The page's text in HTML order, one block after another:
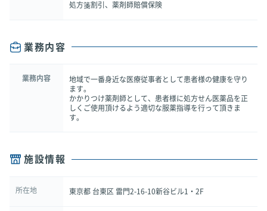
処方箋割引、薬剤師賠償保険
業務内容
業務内容
地域で一番身近な医療従事者として患者様の健康を守り
ます。
かかりつけ薬剤師として、患者様に処方せん医薬品を正
しくご使用頂けるよう適切な服薬指導を行って頂きま
す。
施設情報
所在地 東京都 台東区 雷門2-16-10新谷ビル1・2F